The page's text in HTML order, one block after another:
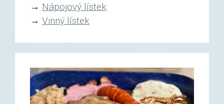
→ Nápojový lístek
→ Vinný lístek